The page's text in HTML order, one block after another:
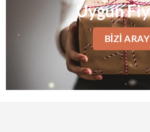
Uygun
BIZI